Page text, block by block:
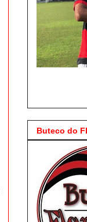
Buteco do